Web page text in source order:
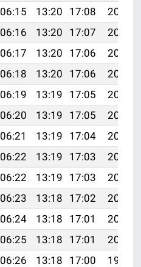
06:15 13:20 17:08
20:15
06:16 13:20 17:07
20:14
06:17 13:20 17:06
20:13
06:18 13:20 17:06
20:11
06:19 13:19 17:05
20:10
06:20 13:19 17:05
20:09
06:21 13:19 17:04
20:07
06:22 13:19 17:03
20:06
06:22 13:19 17:03
20:05
06:23 13:18 17:02
20:03
06:24 13:18 17:01
20:02
06:25 13:18 17:01
20:01
06:26 13:18 17:00 19:59